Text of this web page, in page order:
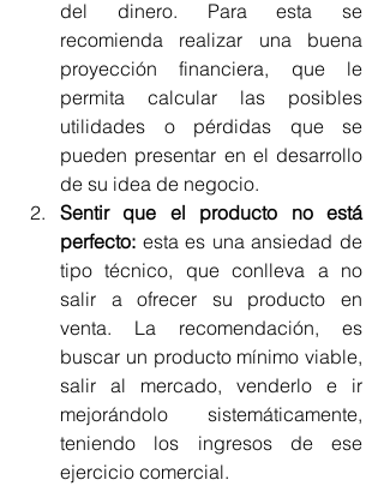
del dinero. Para esta se
recomienda realizar una buena
proyección financiera, que le
permita calcular las posibles
utilidades o pérdidas que se
pueden presentar en el desarrollo
de su idea de negocio.
Sentir que el producto no está
perfecto: esta es una ansiedad de
tipo técnico, que conlleva a no
salir a ofrecer su producto en
venta. La recomendación, es
buscar un producto mínimo viable,
salir al mercado, venderlo e ir
mejorándolo sistemáticamente,
teniendo los ingresos de ese
ejercicio comercial.